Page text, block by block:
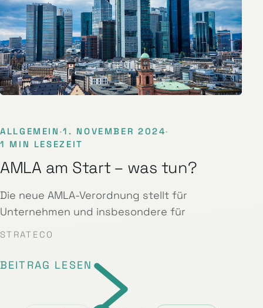
ALLGEMEIN ·1. NOVEMBER 2024·
1 MIN LESEZEIT
AMLA am Start – was tun?
Die neue AMLA-Verordnung stellt für
Unternehmen und insbesondere für
STRATECO
BEITRAG LESEN